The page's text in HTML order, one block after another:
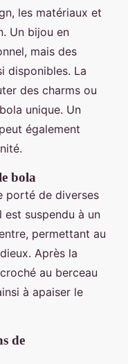
les matériaux et
Un bijou en
mais des
disponibles. La
des charms ou
unique. Un
également
bola
porté de diverses
est suspendu à un
permettant au
Après la
au berceau
à apaiser le
de